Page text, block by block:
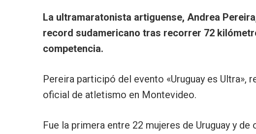
La ultramaratonista artiguense, Andrea
record sudamericano tras recorrer 72
competencia.
Pereira participó del evento «Uruguay es Ultra»,
oficial de atletismo en Montevideo.
Fue la primera entre 22 mujeres de Uruguay y